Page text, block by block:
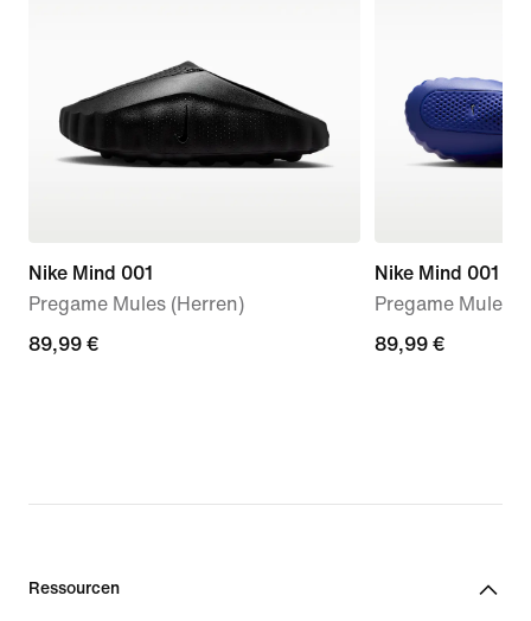
Nike Mind 001
Pregame Mules (Herren)
89,99 €
89,99 €
Nike Mind 001
Pregame Mule
89,99 €
89,99 €
Ressourcen